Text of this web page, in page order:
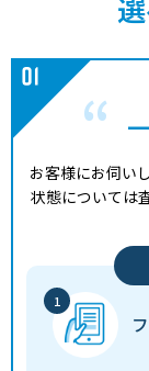
お客様にお伺い
状態については